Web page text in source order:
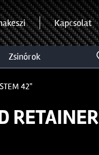
Kapcsolat
zsinórok
42"
RETAINER